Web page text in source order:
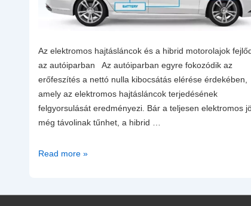
Az elektromos hajtásláncok és a hibrid motorolajok
az autóiparban Az autóiparban egyre fokozódik az
erőfeszítés a nettó nulla kibocsátás elérése érdekében,
amely az elektromos hajtásláncok terjedésének
felgyorsulását eredményezi. Bár a teljesen elektromos
még távolinak tűnhet, a hibrid …
Az
és
Read more »